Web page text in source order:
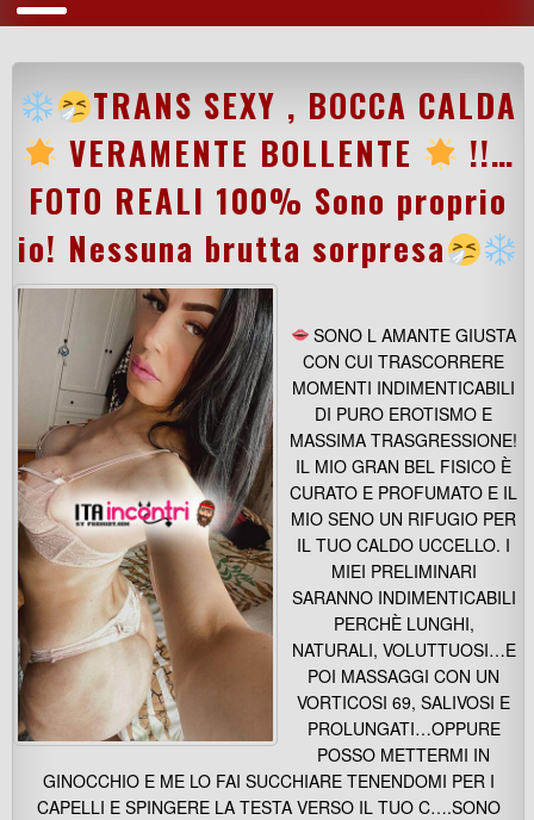
TRANS SEXY , BOCCA CALDA
VERAMENTE BOLLENTE
!!…
FOTO REALI 100% Sono proprio
io! Nessuna brutta sorpresa
SONO L AMANTE GIUSTA
CON CUI TRASCORRERE
MOMENTI INDIMENTICABILI
DI PURO EROTISMO E
MASSIMA TRASGRESSIONE!
IL MIO GRAN BEL FISICO È
CURATO E PROFUMATO E IL
MIO SENO UN RIFUGIO PER
IL TUO CALDO UCCELLO. I
MIEI PRELIMINARI
SARANNO INDIMENTICABILI
PERCHÈ LUNGHI,
NATURALI, VOLUTTUOSI…E
POI MASSAGGI CON UN
VORTICOSI 69, SALIVOSI E
PROLUNGATI…OPPURE
POSSO METTERMI IN
GINOCCHIO E ME LO FAI SUCCHIARE TENENDOMI PER I
CAPELLI E SPINGERE LA TESTA VERSO IL TUO C….SONO